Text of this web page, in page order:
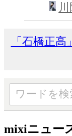
「石橋正
mixiニュー